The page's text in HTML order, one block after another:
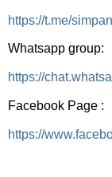
https://t.me/
Whatsapp group:
https://
Facebook Page :
https://